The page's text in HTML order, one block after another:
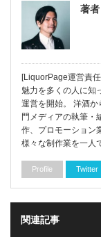
著
[LiquorPage運営責
魅力を多くの人に知
運営を開始。 洋酒
門メディアの執筆・
作、プロモーション
様々な制作業を一人
Profile Twitter
関連記事